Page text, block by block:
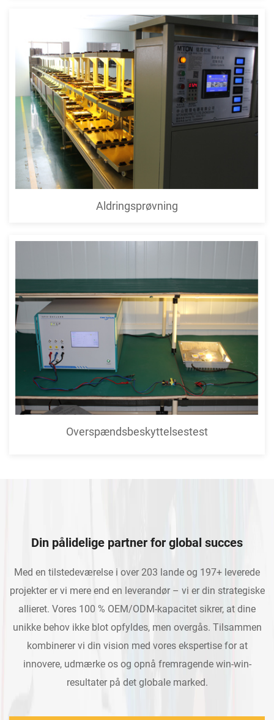
Aldringsprøvning
Overspændsbeskyttelsestest
Din pålidelige partner for global succes
Med en tilstedeværelse i over 203 lande og 197+ leverede
projekter er vi mere end en leverandør – vi er din strategiske
allieret. Vores 100 % OEM/ODM-kapacitet sikrer, at dine
unikke behov ikke blot opfyldes, men overgås. Tilsammen
kombinerer vi din vision med vores ekspertise for at
innovere, udmærke os og opnå fremragende win-win-
resultater på det globale marked.